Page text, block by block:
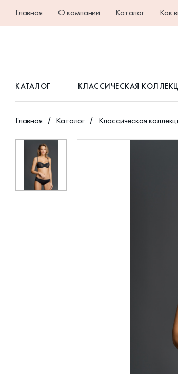
Главная О компании Каталог Как
КАТАЛОГ КЛАССИЧЕСКАЯ
Главная Каталог Классическая